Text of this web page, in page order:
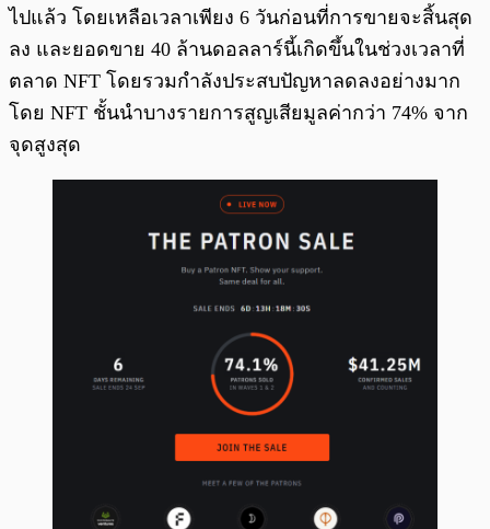
ไปแล้ว โดยเหลือเวลาเพียง 6 วันก่อนที่การขายจะสิ้นสุด
ลง และยอดขาย 40 ล้านดอลลาร์นี้เกิดขึ้นในช่วงเวลาที่
ตลาด NFT โดยรวมกำลังประสบปัญหาลดลงอย่างมาก
โดย NFT ชั้นนำบางรายการสูญเสียมูลค่ากว่า 74% จาก
จุดสูงสุด